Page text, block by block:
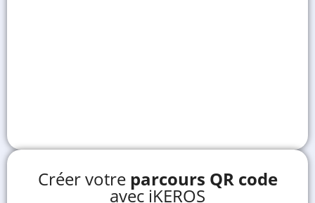
Créer votre parcours QR code
avec iKEROS